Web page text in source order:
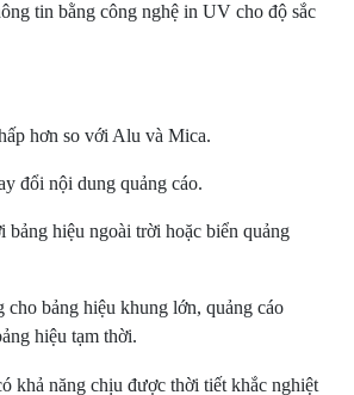
tin bằng công nghệ in UV cho độ sắc
hơn so với Alu và Mica.
đổi nội dung quảng cáo.
bảng hiệu ngoài trời hoặc biển quảng
cho bảng hiệu khung lớn, quảng cáo
hiệu tạm thời.